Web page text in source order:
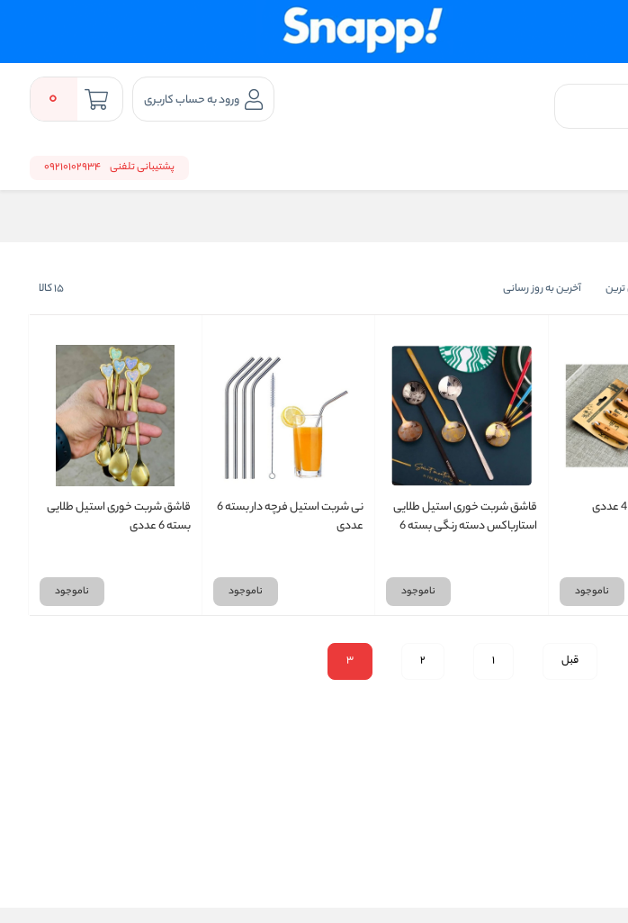
ورود به حساب کاربری 0
پشتیبانی تلفنی 09210102934
ترین آخرین به روز رسانی 15کالا
ناموجود
قاشق شربت خوری استیل طلایی
استارباکس دسته رنگی بسته 6
ناموجود
نی شربت استیل فرچه دار بسته 6
عددی
ناموجود
قاشق شربت خوری استیل طلایی
بسته 6 عددی
ناموجود
قبل 1
2
3